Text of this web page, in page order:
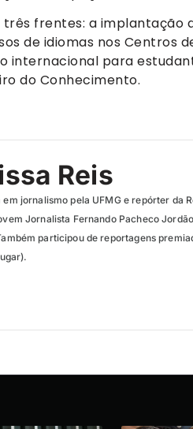
frentes: a implantação
de idiomas nos Centros
internacional para
do Conhecimento.
Reis
em jornalismo pela UFMG e repórter da
Jornalista Fernando Pacheco
participou de reportagens